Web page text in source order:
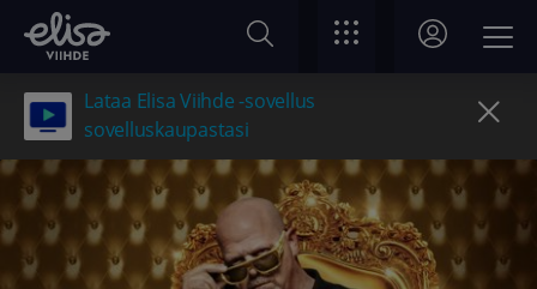
Lataa Elisa Viihde -sovellus
sovelluskaupastasi